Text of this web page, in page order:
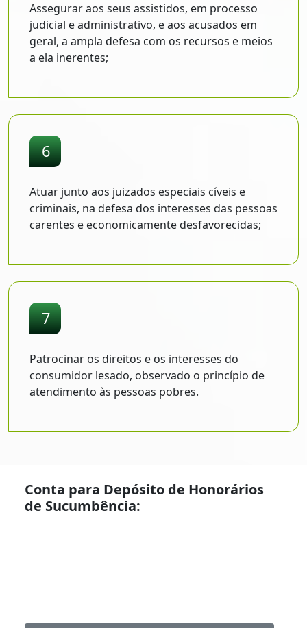
Assegurar aos seus assistidos, em processo
judicial e administrativo, e aos acusados em
geral, a ampla defesa com os recursos e meios
a ela inerentes;
6
Atuar junto aos juizados especiais cíveis e
criminais, na defesa dos interesses das pessoas
carentes e economicamente desfavorecidas;
7
Patrocinar os direitos e os interesses do
consumidor lesado, observado o princípio de
atendimento às pessoas pobres.
Conta para Depósito de Honorários
de Sucumbência: